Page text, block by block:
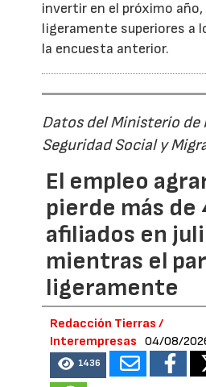
invertir en el próximo
ligeramente superiores a
la encuesta anterior.
Datos del Ministerio de
Seguridad Social y
El empleo
pierde más de
afiliados en
mientras el
ligeramente
Redacción Tierras /
Interempresas
04/08/
1436